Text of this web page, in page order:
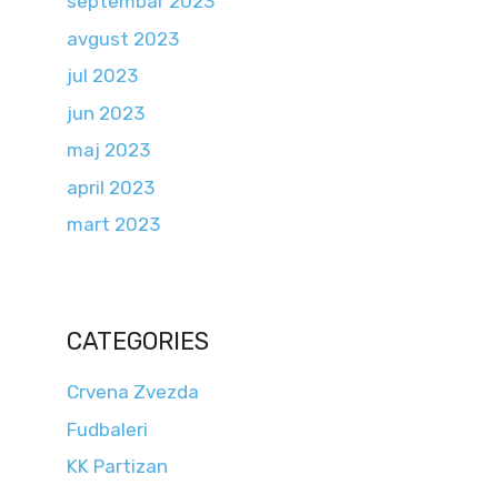
avgust 2023
jul 2023
jun 2023
maj 2023
april 2023
mart 2023
CATEGORIES
Crvena Zvezda
Fudbaleri
KK Partizan